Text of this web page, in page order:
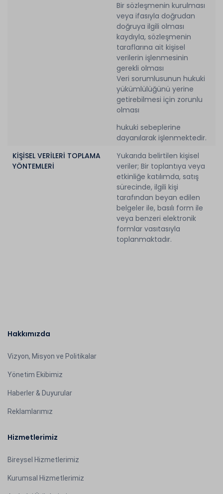
Bir sözleşmenin kurulması
veya ifasıyla doğrudan
doğruya ilgili olması
kaydıyla, sözleşmenin
taraflarına ait kişisel
verilerin işlenmesinin
gerekli olması
Veri sorumlusunun hukuki
yükümlülüğünü yerine
getirebilmesi için zorunlu
olması
hukuki sebeplerine
dayanılarak işlenmektedir.
KİŞİSEL VERİLERİ TOPLAMA
YÖNTEMLERİ
Yukarıda belirtilen kişisel
veriler; Bir toplantıya veya
etkinliğe katılımda, satış
sürecinde, ilgili kişi
tarafından beyan edilen
belgeler ile, basılı form ile
veya benzeri elektronik
formlar vasıtasıyla
toplanmaktadır.
Hakkımızda
Vizyon, Misyon ve Politikalar
Yönetim Ekibimiz
Haberler & Duyurular
Reklamlarımız
Hizmetlerimiz
Bireysel Hizmetlerimiz
Kurumsal Hizmetlerimiz